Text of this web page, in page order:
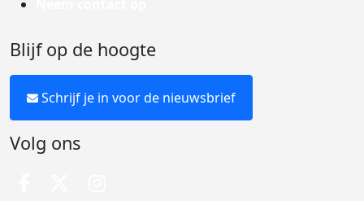
Blijf op de hoogte
Schrijf je in voor de nieuwsbrief
Volg ons